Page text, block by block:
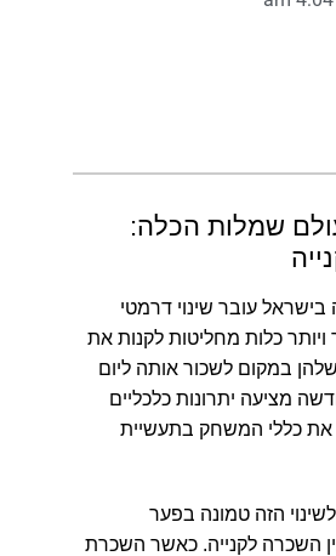
שמלות הכלה:
עובר שינוי דרמטי
ויותר כלות מחליטות לקנות את
במקום לשכור אותה ליום
מציעה יתרונות כלכליים
את כללי המשחק בתעשיית
הזה טמונה בפער
השכרה לקנייה. כאשר השכרת